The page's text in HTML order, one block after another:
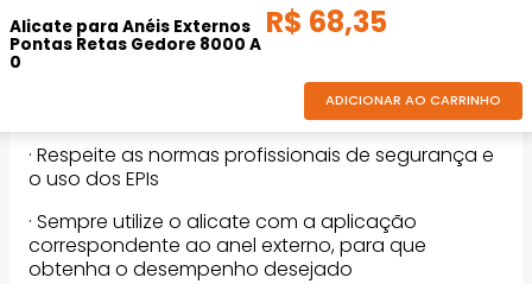
Alicate para Anéis Externos
Pontas Retas Gedore 8000 A
0
R$ 68,35
ADICIONAR AO CARRINHO
DESCRIÇÃO DO PRODUTO
· Respeite as normas profissionais de segurança e
o uso dos EPIs
· Sempre utilize o alicate com a aplicação
correspondente ao anel externo, para que
obtenha o desempenho desejado